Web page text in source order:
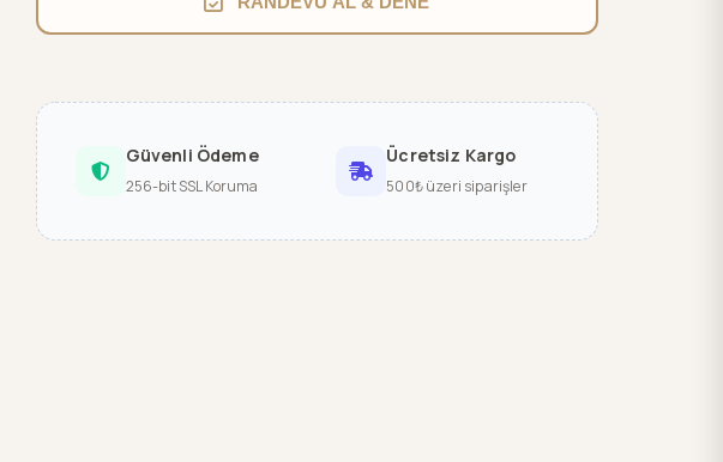
Güvenli Ödeme
256-bit SSL Koruma
Ücretsiz Kargo
500₺ üzeri siparişler